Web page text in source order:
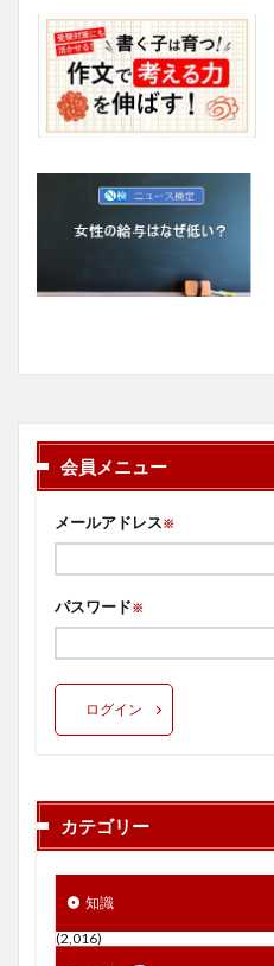
会員メニュー
メールアドレス※
パスワード※
ログイン
カテゴリー
知識
(2,016)